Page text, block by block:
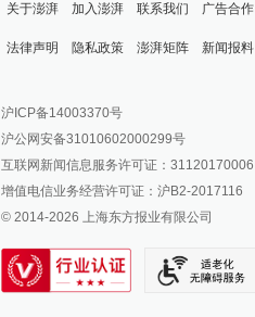
关于澎湃 加入澎湃 联系我们 广告合作
法律声明 隐私政策 澎湃矩阵
澎湃新闻公众号
澎湃新闻抖音号
派生万物开放平台
IP SHANGHAI
SIXTH TONE
新闻报料
报料邮箱: news@thepaper.cn
沪ICP备14003370号
沪公网安备31010602000299号
互联网新闻信息服务许可证：31120170006
增值电信业务经营许可证：沪B2-2017116
© 2014-2026 上海东方报业有限公司